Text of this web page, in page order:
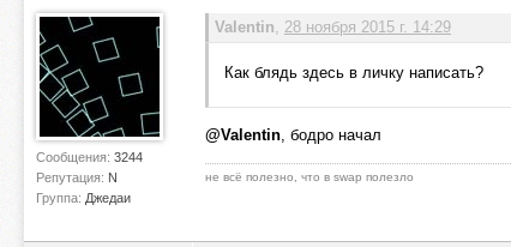
Сообщения: 3244
Репутация: N
Группа: Джедаи
Valentin, 28 ноября 2015 г. 14:29
Как блядь здесь в личку написать?
@Valentin, бодро начал
не всё полезно, что в swap полезло